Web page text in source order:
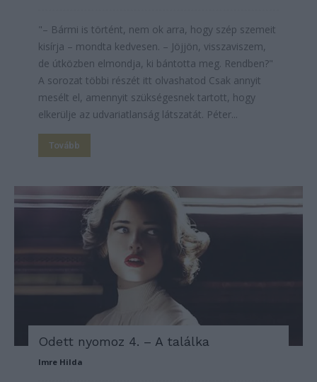
"– Bármi is történt, nem ok arra, hogy szép szemeit
kisírja – mondta kedvesen. – Jöjjön, visszaviszem,
de útközben elmondja, ki bántotta meg. Rendben?"
A sorozat többi részét itt olvashatod Csak annyit
mesélt el, amennyit szükségesnek tartott, hogy
elkerülje az udvariatlanság látszatát. Péter...
Tovább
Odett nyomoz 4. – A találka
Imre Hilda